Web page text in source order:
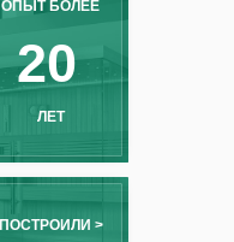
20
ОПЫТ БОЛЕЕ
ЛЕТ
ПОСТРОИЛИ >